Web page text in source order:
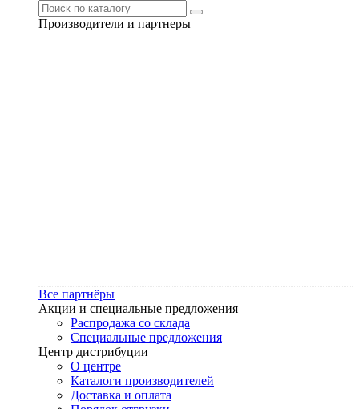
Производители и партнеры
Все партнёры
Акции и специальные предложения
Распродажа со склада
Специальные предложения
Центр дистрибуции
О центре
Каталоги производителей
Доставка и оплата